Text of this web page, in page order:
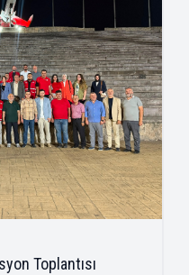
Toplantısı